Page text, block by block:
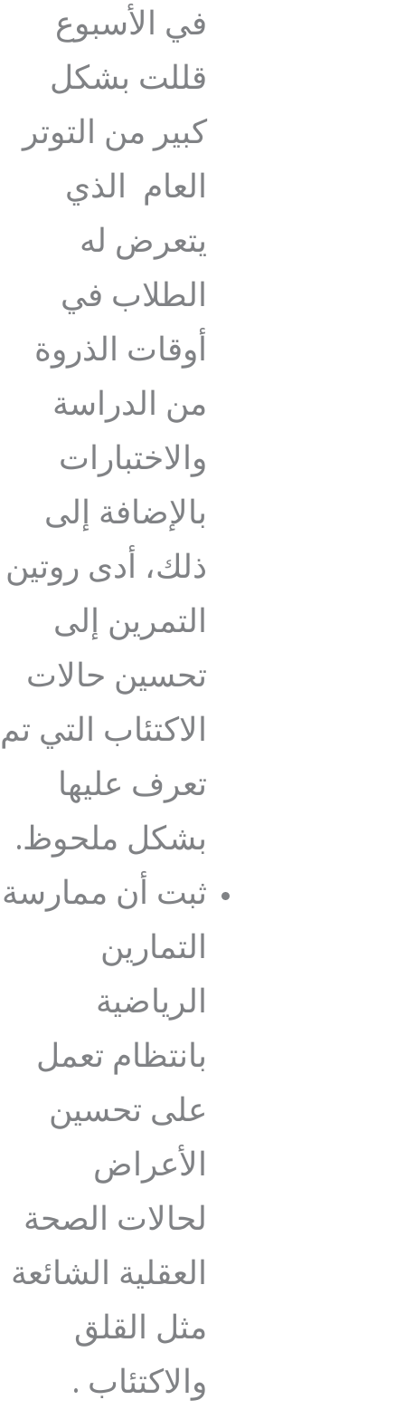
في الأسبوع
قللت بشكل
كبير من التوتر
العام الذي
يتعرض له
الطلاب في
أوقات الذروة
من الدراسة
والاختبارات
بالإضافة إلى
ذلك، أدى روتين
التمرين إلى
تحسين حالات
الاكتئاب التي تم
تعرف عليها
بشكل ملحوظ.
ثبت أن ممارسة
التمارين
الرياضية
بانتظام تعمل
على تحسين
الأعراض
لحالات الصحة
العقلية الشائعة
مثل القلق
والاكتئاب .